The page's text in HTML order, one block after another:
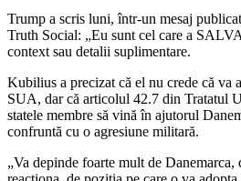
Trump a scris luni, într-un mesaj
Truth Social: „Eu sunt cel care a
context sau detalii suplimentare.
Kubilius a precizat că el nu crede că va
SUA, dar că articolul 42.7 din Tratatul
statele membre să vină în ajutorul
confruntă cu o agresiune militară.
„Va depinde foarte mult de Danemarca,